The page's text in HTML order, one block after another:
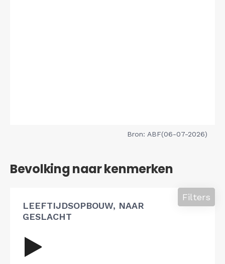
Bron: ABF(06-07-2026)
Bevolking naar kenmerken
LEEFTIJDSOPBOUW, NAAR
GESLACHT
Filters